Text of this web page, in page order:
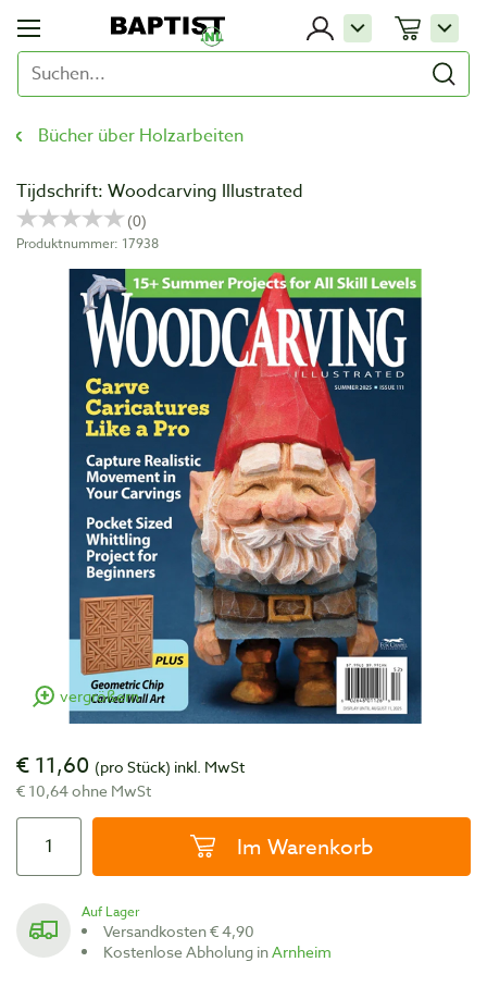
Bücher über Holzarbeiten
Tijdschrift: Woodcarving Illustrated
Produktnummer: 17938
vergrößern
€ 11,60 (pro Stück) inkl. MwSt
€ 10,64 ohne MwSt
Im Warenkorb
Auf Lager
Versandkosten € 4,90
Kostenlose Abholung inArnheim